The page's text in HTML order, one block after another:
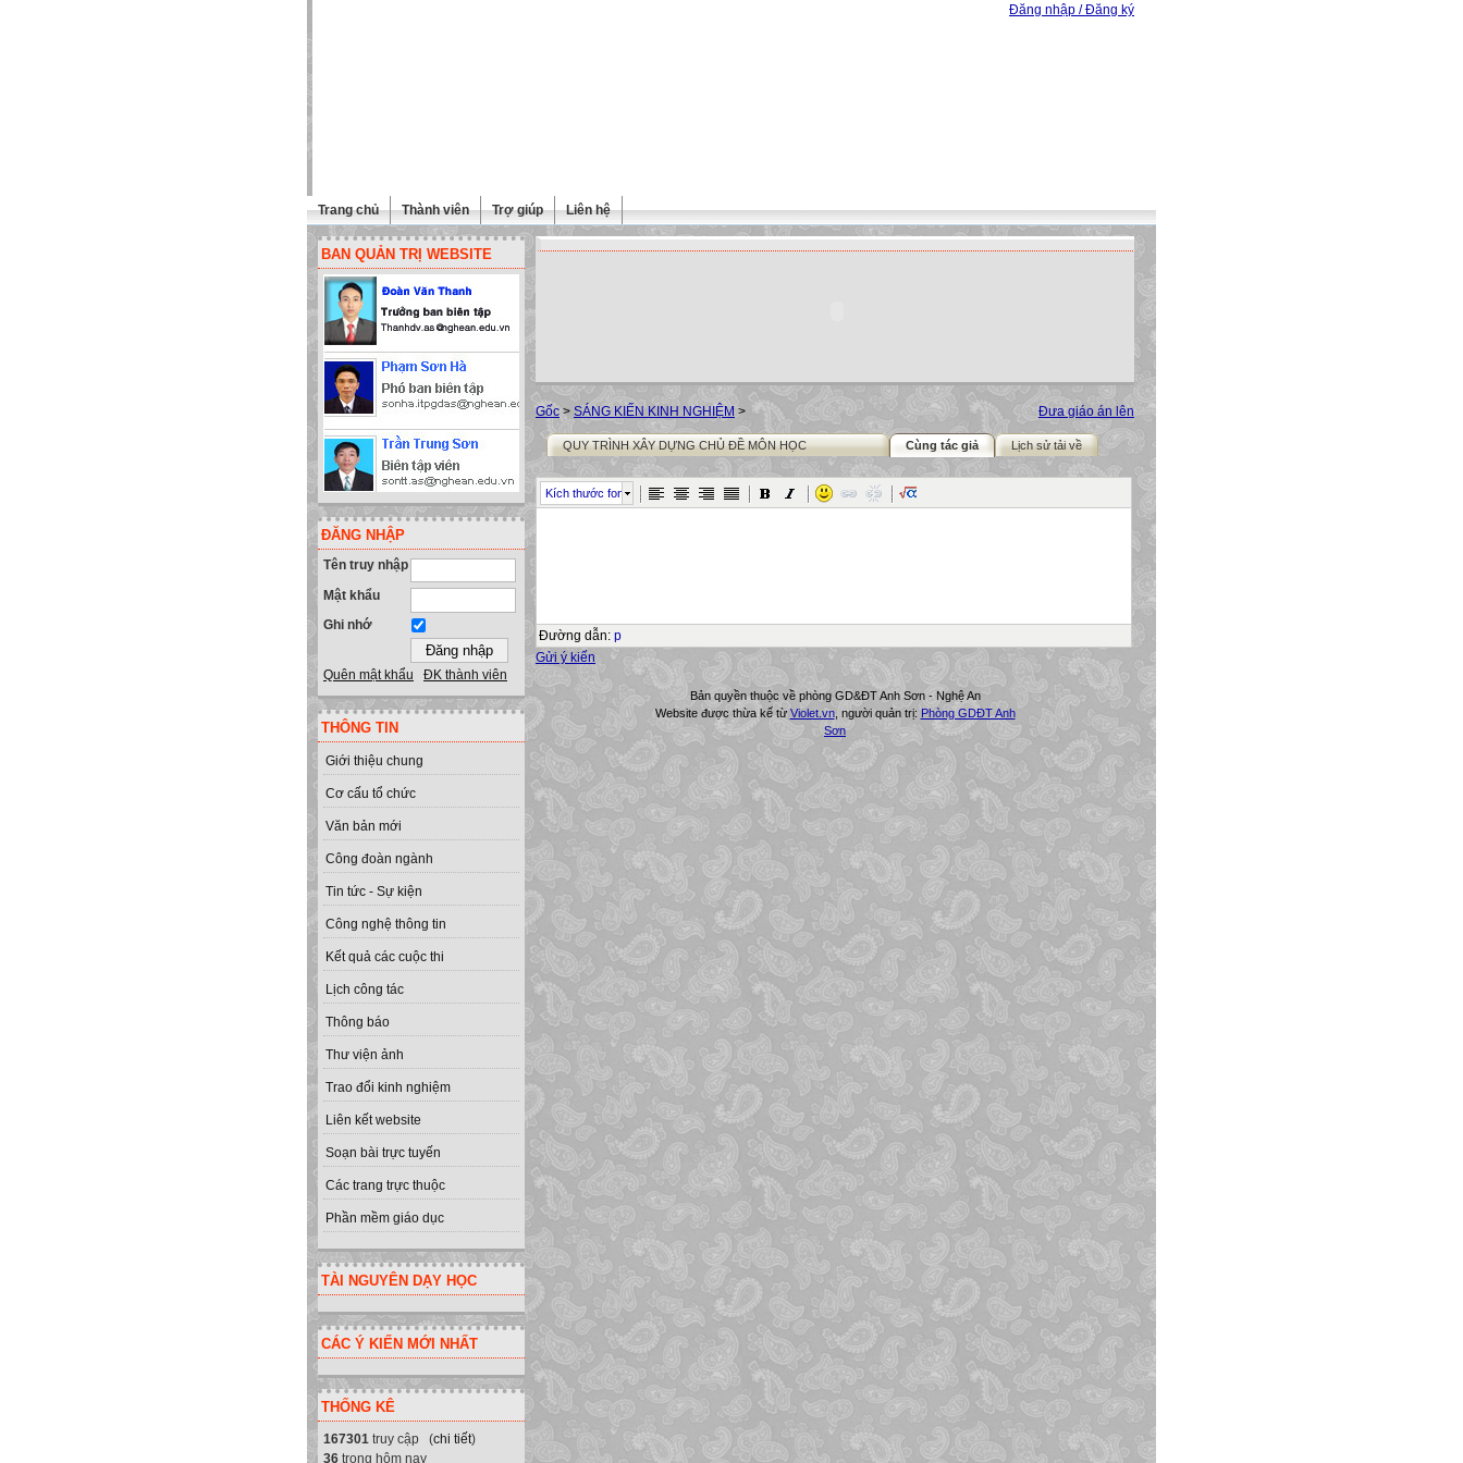
Đăng nhập / Đăng ký
Trang chủ Thành viên Trợ giúp Liên hệ
BAN QUẢN TRỊ WEBSITE
ĐĂNG NHẬP
Tên truy nhập
Mật khẩu
Ghi nhớ
Quên mật khẩu ĐK thành viên
THÔNG TIN
Giới thiệu chung
Cơ cấu tổ chức
Văn bản mới
Công đoàn ngành
Tin tức - Sự kiện
Công nghệ thông tin
Kết quả các cuộc thi
Lịch công tác
Thông báo
Thư viện ảnh
Trao đổi kinh nghiệm
Liên kết website
Soạn bài trực tuyến
Các trang trực thuộc
Phần mềm giáo dục
TÀI NGUYÊN DẠY HỌC
CÁC Ý KIẾN MỚI NHẤT
THỐNG KÊ
167301 truy cập (chi tiết)
36 trong hôm nay
Đưa giáo án lên
Gốc> SÁNG KIẾN KINH NGHIỆM >
QUY TRÌNH XÂY DỰNG CHỦ ĐỀ MÔN HỌC Cùng tác giả Lịch sử tải về
Kích thước font
Đường dẫn: p
Gửi ý kiến
Bản quyền thuộc về phòng GD&ĐT Anh Sơn - Nghệ An
Website được thừa kế từ Violet.vn, người quản trị: Phòng GDĐT Anh
Sơn